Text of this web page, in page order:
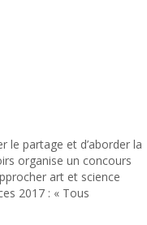
le partage et d’aborder la
organise un concours
art et science
2017 : « Tous